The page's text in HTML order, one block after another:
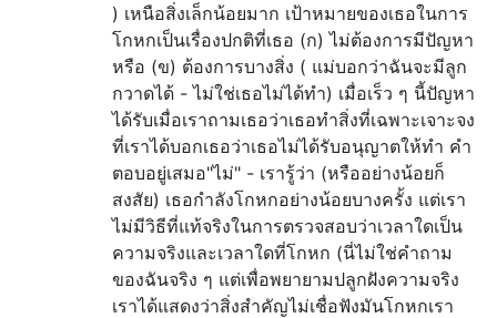
) เหนือสิ่งเล็กน้อยมาก เป้าหมายของเธอในการ
โกหกเป็นเรื่องปกติที่เธอ (ก) ไม่ต้องการมีปัญหา
หรือ (ข) ต้องการบางสิ่ง ( แม่บอกว่าฉันจะมีลูก
กวาดได้ - ไม่ใช่เธอไม่ได้ทำ) เมื่อเร็ว ๆ นี้ปัญหา
ได้รับเมื่อเราถามเธอว่าเธอทำสิ่งที่เฉพาะเจาะจง
ที่เราได้บอกเธอว่าเธอไม่ได้รับอนุญาตให้ทำ คำ
ตอบอยู่เสมอ"ไม่" - เรารู้ว่า (หรืออย่างน้อยก็
สงสัย) เธอกำลังโกหกอย่างน้อยบางครั้ง แต่เรา
ไม่มีวิธีที่แท้จริงในการตรวจสอบว่าเวลาใดเป็น
ความจริงและเวลาใดที่โกหก (นี่ไม่ใช่คำถาม
ของฉันจริง ๆ แต่เพื่อพยายามปลูกฝังความจริง
เราได้แสดงว่าสิ่งสำคัญไม่เชื่อฟังมันโกหกเรา